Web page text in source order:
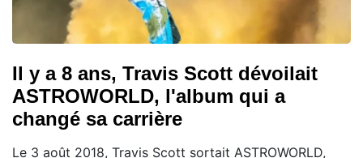
Il y a 8 ans, Travis Scott dévoilait
ASTROWORLD, l'album qui a
changé sa carrière
Le 3 août 2018, Travis Scott sortait ASTROWORLD,